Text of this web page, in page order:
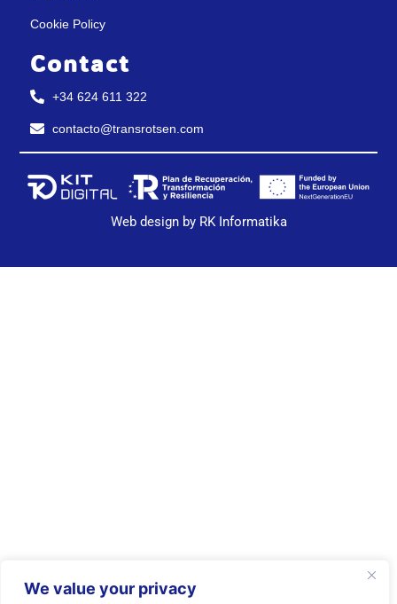
We value your privacy
Cookie Policy
Contact
+34 624 611 322
contacto@transrotsen.com
Web design by RK Informatika